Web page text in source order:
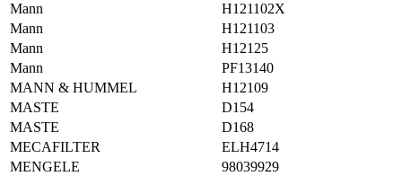
Mann
H121102X
Mann
H121103
Mann
H12125
Mann
PF13140
MANN & HUMMEL
H12109
MASTE
D154
MASTE
D168
MECAFILTER
ELH4714
MENGELE
98039929